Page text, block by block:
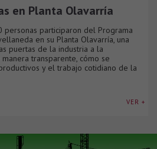
en Planta Olavarría
personas participaron del Programa
en su Planta Olavarría, una
puertas de la industria a la
transparente, cómo se
y el trabajo cotidiano de la
VER +